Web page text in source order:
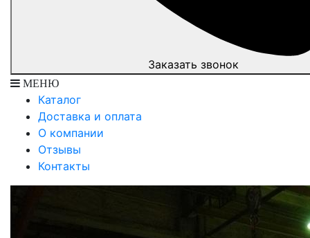
Заказать звонок
МЕНЮ
Каталог
Доставка и оплата
О компании
Отзывы
Контакты